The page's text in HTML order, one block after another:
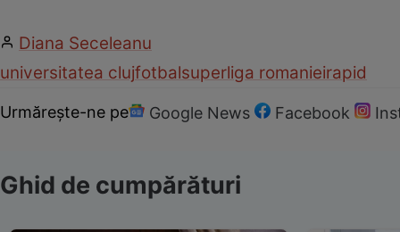
Diana Seceleanu
universitatea clujfotbalsuperliga romanieirapid
Urmărește-ne pe Google News Facebook
Ghid de cumpărături